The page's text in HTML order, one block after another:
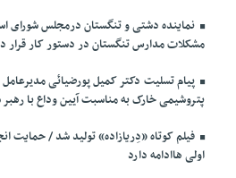
نماینده دشتی و تنگستان درمجلس شورای
مشکلات مدارس تنگستان در دستور کار قرار
پیام تسلیت دکتر کمیل پورضیائی
پتروشیمی خارک به مناسبت آیین وداع با
فیلم کوتاه «دِریازاده» تولید شد / حمایت
اولی هاادامه دارد